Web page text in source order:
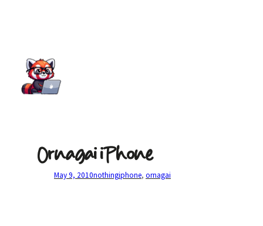
Ornagai iPhone
May 9, 2010nothingiphone, ornagai